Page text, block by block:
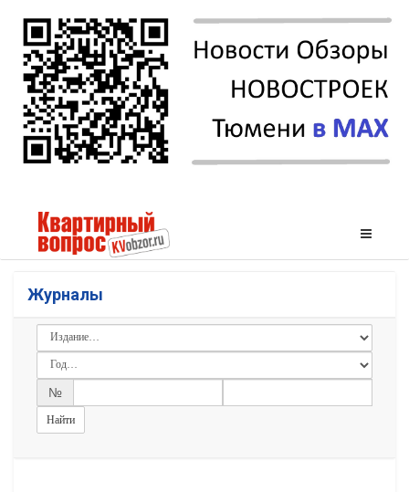
Журналы
№
Найти